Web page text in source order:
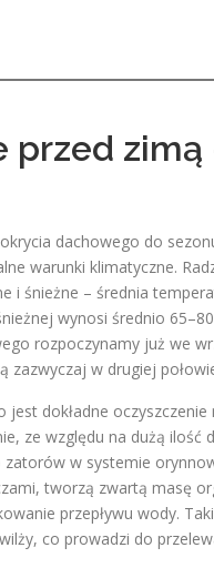
przed
dachowego do
warunki klimatyczne.
i śnieżne – średnia
wynosi średnio
rozpoczynamy już we
w drugiej
dokładne
ze względu na dużą
zatorów w systemie
tworzą zwartą masę
przepływu wody.
co prowadzi do